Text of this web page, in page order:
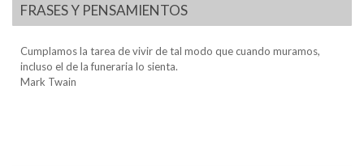
FRASES Y PENSAMIENTOS
Cumplamos la tarea de vivir de tal modo que cuando muramos,
incluso el de la funeraria lo sienta.
Mark Twain